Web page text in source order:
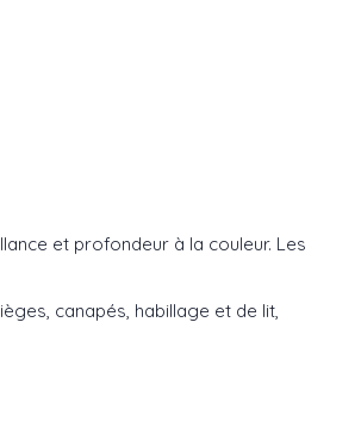
et profondeur à la couleur. Les
canapés, habillage et de lit,